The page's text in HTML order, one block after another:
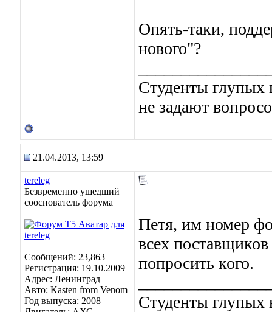
Опять-таки,
нового"?
Студенты глупых
не задают
21.04.2013, 13:59
tereleg
Безвременно ушедший
сооснователь форума
Сообщений: 23,863
Регистрация: 19.10.2009
Адрес: Ленинград
Авто: Kasten from Venom
Год выпуска: 2008
Петя, им номер
всех
попросить кого.
Студенты глупых